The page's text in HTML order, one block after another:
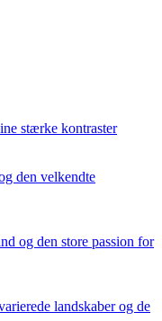
stærke kontraster
den velkendte
og den store passion for
landskaber og de